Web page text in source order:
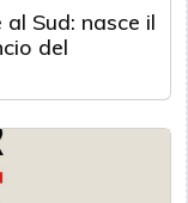
Sud: nasce il
del